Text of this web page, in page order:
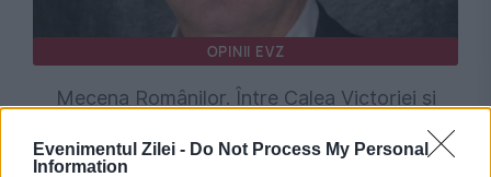
Evenimentul Zilei - Do Not Process My Personal
Information
OPINII EVZ
Mecena Românilor. Între Calea Victoriei și